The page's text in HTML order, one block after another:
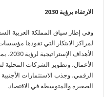
الارتقاء برؤية 2030
وفي إطار سياق المملكة العربية
لمراكز الابتكار التي تقودها مؤسسات
الأعمال، وتطوير الشركات المحلية
الرقمي، وجذب الاستثمارات
الصغيرة والمتوسطة في الاقتصاد.